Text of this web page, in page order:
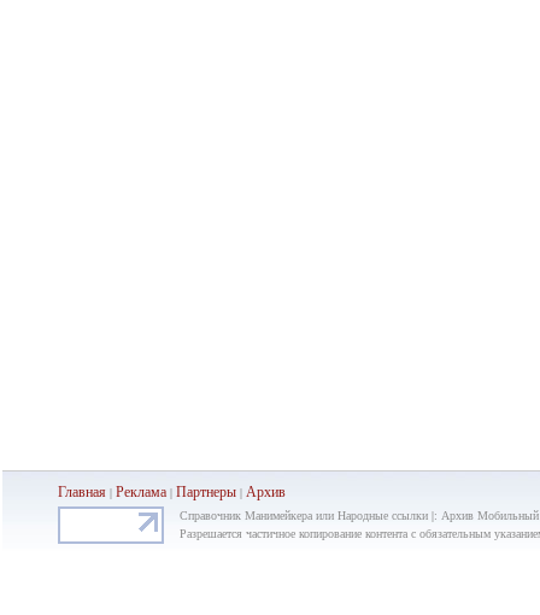
Главная |Реклама|Партнеры |Архив
Справочник Манимейкера или Народные ссылки |: Архив Мобильный
Разрешается частичное копирование контента с обязательным